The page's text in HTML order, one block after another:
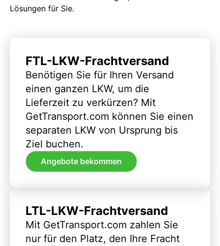
Lösungen für Sie.
FTL-LKW-Frachtversand
Benötigen Sie für Ihren Versand
einen ganzen LKW, um die
Lieferzeit zu verkürzen? Mit
GetTransport.com können Sie einen
separaten LKW von Ursprung bis
Ziel buchen.
Angebote bekommen
LTL-LKW-Frachtversand
Mit GetTransport.com zahlen Sie
nur für den Platz, den Ihre Fracht